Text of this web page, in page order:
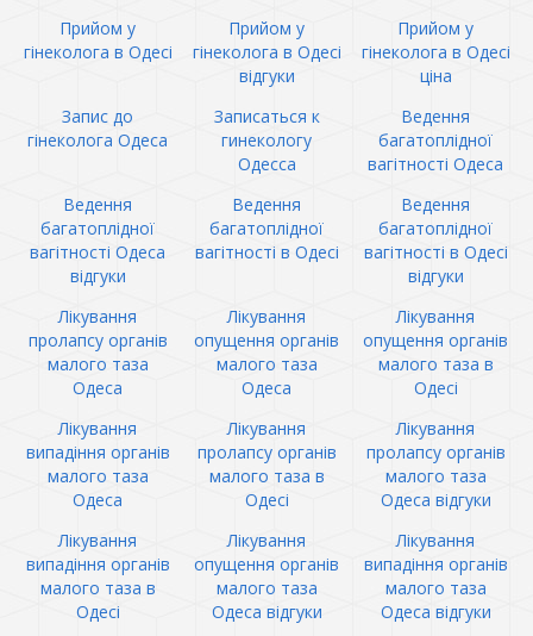
Прийом у
гінеколога в Одесі
Прийом у
гінеколога в Одесі
відгуки
Прийом у
гінеколога в Одесі
ціна
Запис до
гінеколога Одеса
Записаться к
гинекологу
Одесса
Ведення
багатоплідної
вагітності Одеса
Ведення
багатоплідної
вагітності Одеса
відгуки
Ведення
багатоплідної
вагітності в Одесі
Ведення
багатоплідної
вагітності в Одесі
відгуки
Лікування
пролапсу органів
малого таза
Одеса
Лікування
опущення органів
малого таза
Одеса
Лікування
опущення органів
малого таза в
Одесі
Лікування
випадіння органів
малого таза
Одеса
Лікування
пролапсу органів
малого таза в
Одесі
Лікування
пролапсу органів
малого таза
Одеса відгуки
Лікування
випадіння органів
малого таза в
Одесі
Лікування
опущення органів
малого таза
Одеса відгуки
Лікування
випадіння органів
малого таза
Одеса відгуки